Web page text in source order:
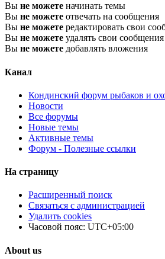
Вы не можете начинать темы
Вы не можете отвечать на сообщения
Вы не можете редактировать свои
Вы не можете удалять свои сообщения
Вы не можете добавлять вложения
Канал
Кондинский форум рыбаков и
Новости
Все форумы
Новые темы
Активные темы
Форум - Полезные ссылки
На страницу
Расширенный поиск
Связаться с администрацией
Удалить cookies
Часовой пояс: UTC+05:00
About us